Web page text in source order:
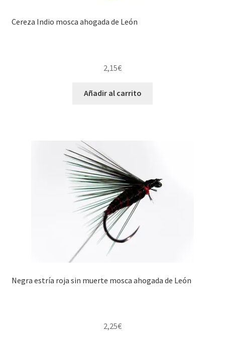
Cereza Indio mosca ahogada de León
2,15€
Añadir al carrito
Negra estría roja sin muerte mosca ahogada de León
2,25€